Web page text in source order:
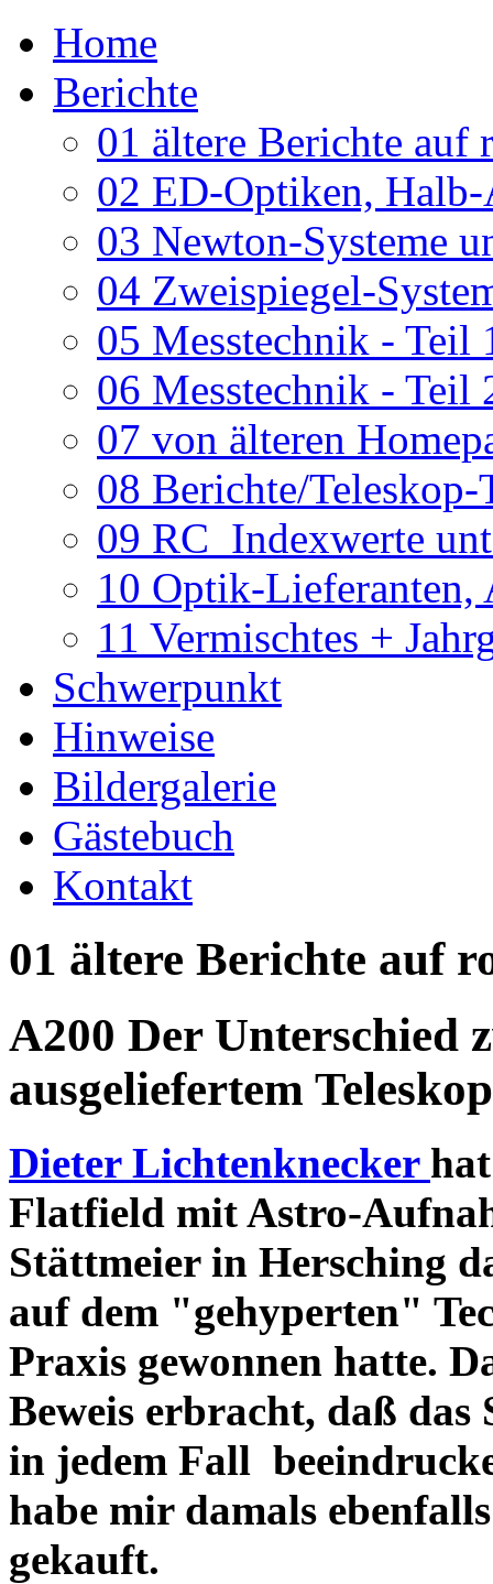
Home
Berichte
01 ältere Berichte auf
02 ED-Optiken, Halb-
03 Newton-Systeme
04 Zweispiegel-
05 Messtechnik - Teil
06 Messtechnik - Teil
07 von älteren
08 Berichte/
09 RC_Indexwerte
10 Optik-Lieferanten,
11 Vermischtes +
Schwerpunkt
Hinweise
Bildergalerie
Gästebuch
Kontakt
01 ältere Berichte auf
A200 Der Unterschied
ausgeliefertem
Dieter Lichtenknecker
Flatfield mit Astro-
Stättmeier in Hersching
auf dem "gehyperten"
Praxis gewonnen hatte.
Beweis erbracht, daß das
in jedem Fall
habe mir damals
gekauft.